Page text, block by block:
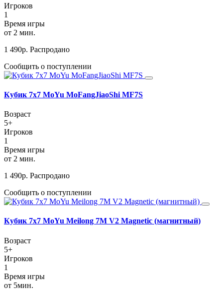
Игроков
1
Время игры
от 2 мин.
1 490р. Распродано
Сообщить о поступлении
Кубик 7х7 MoYu MoFangJiaoShi MF7S
Возраст
5+
Игроков
1
Время игры
от 2 мин.
1 490р. Распродано
Сообщить о поступлении
Кубик 7х7 MoYu Meilong 7M V2 Magnetic (магнитный)
Возраст
5+
Игроков
1
Время игры
от 5мин.